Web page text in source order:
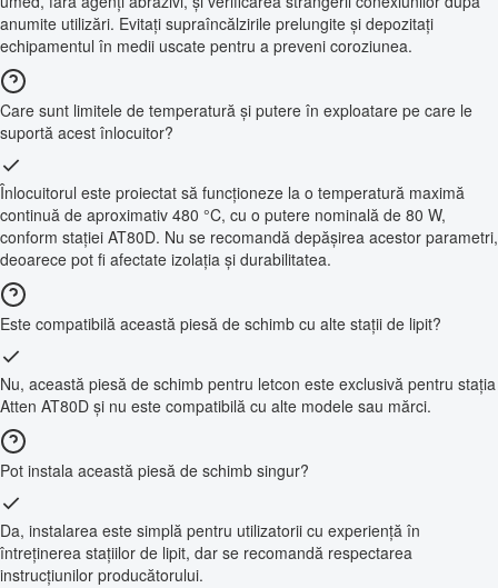
anumite utilizări. Evitați supraîncălzirile prelungite și depozitați
echipamentul în medii uscate pentru a preveni coroziunea.
Care sunt limitele de temperatură și putere în exploatare pe care le
suportă acest înlocuitor?
Înlocuitorul este proiectat să funcționeze la o temperatură maximă
continuă de aproximativ 480 °C, cu o putere nominală de 80 W,
conform stației AT80D. Nu se recomandă depășirea acestor parametri,
deoarece pot fi afectate izolația și durabilitatea.
Este compatibilă această piesă de schimb cu alte stații de lipit?
Nu, această piesă de schimb pentru letcon este exclusivă pentru stația
Atten AT80D și nu este compatibilă cu alte modele sau mărci.
Pot instala această piesă de schimb singur?
Da, instalarea este simplă pentru utilizatorii cu experiență în
întreținerea stațiilor de lipit, dar se recomandă respectarea
instrucțiunilor producătorului.